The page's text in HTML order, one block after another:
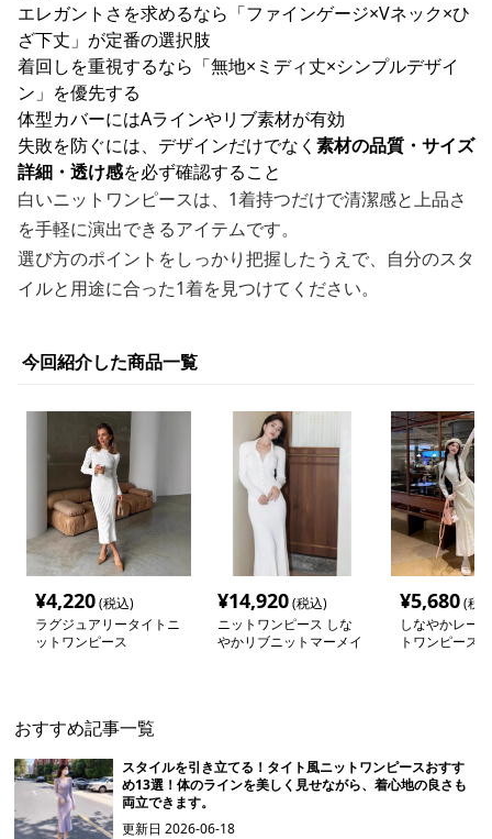
エレガントさを求めるなら「ファインゲージ×Vネック×ひ
ざ下丈」が定番の選択肢
着回しを重視するなら「無地×ミディ丈×シンプルデザイ
ン」を優先する
体型カバーにはAラインやリブ素材が有効
失敗を防ぐには、デザインだけでなく 素材の品質・サイズ
詳細・透け感を必ず確認すること
白いニットワンピースは、1着持つだけで清潔感と上品さ
を手軽に演出できるアイテムです。
選び方のポイントをしっかり把握したうえで、自分のスタ
イルと用途に合った1着を見つけてください。
今回紹介した商品一覧
¥4,220(税込)
ラグジュアリータイトニ
ットワンピース
¥14,920(税込)
ニットワンピース しな
やかリブニットマーメイ
¥5,680(税
しなやかレー
トワンピース
おすすめ記事一覧
スタイルを引き立てる！タイト風ニットワンピースおすす
め13選！体のラインを美しく見せながら、着心地の良さも
両立できます。
更新日2026-06-18